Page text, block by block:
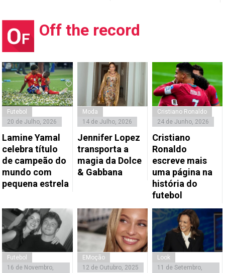
Off the record
Futebol
20 de Julho, 2026
Lamine Yamal
celebra título
de campeão do
mundo com
pequena estrela
Moda
14 de Julho, 2026
Jennifer Lopez
transporta a
magia da Dolce
& Gabbana
Cristiano Ronaldo
24 de Junho, 2026
Cristiano
Ronaldo
escreve mais
uma página na
história do
futebol
Futebol
16 de Novembro,
EMoção
12 de Outubro, 2025
Look
11 de Setembro,